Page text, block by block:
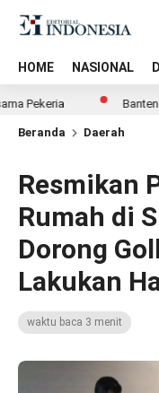
HOME NASIONAL
Banteng
Beranda Daerah
Resmikan
Rumah di
Dorong
Lakukan
waktu baca 3 menit